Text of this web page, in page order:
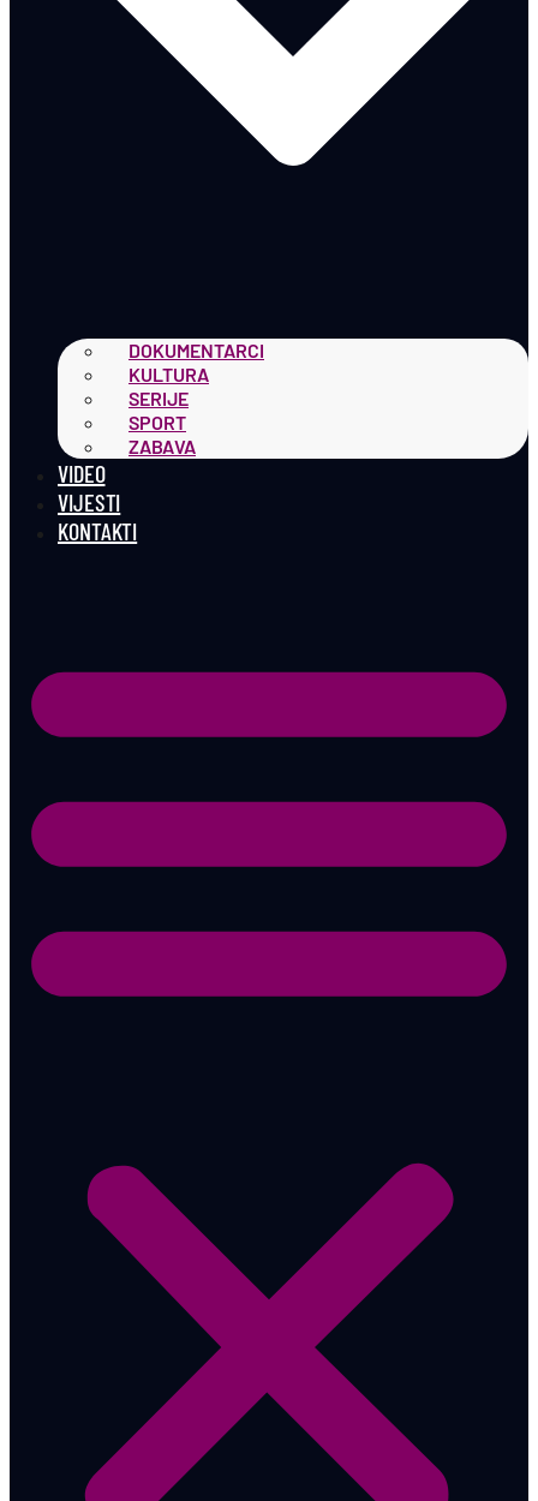
DOKUMENTARCI
KULTURA
SERIJE
SPORT
ZABAVA
VIDEO
VIJESTI
KONTAKTI